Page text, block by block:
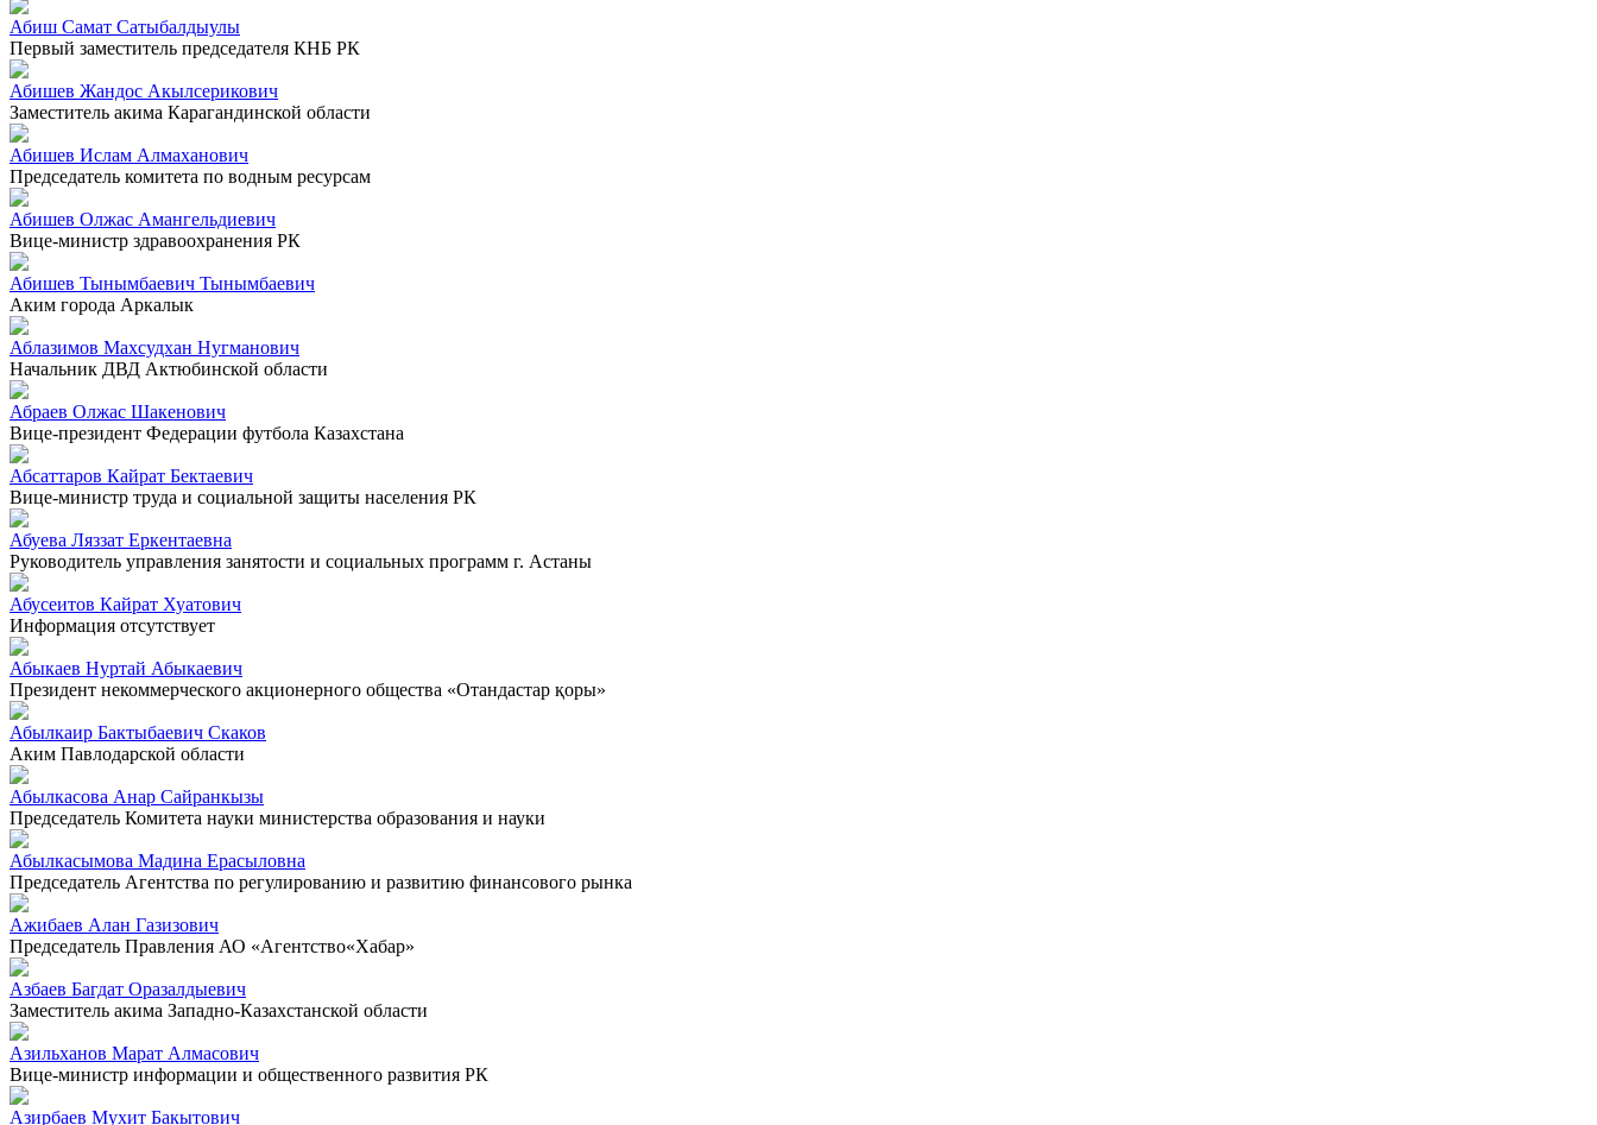
Абиш Самат Сатыбалдыулы
Первый заместитель председателя КНБ РК
Абишев Жандос Акылсерикович
Заместитель акима Карагандинской области
Абишев Ислам Алмаханович
Председатель комитета по водным ресурсам
Абишев Олжас Амангельдиевич
Вице-министр здравоохранения РК
Абишев Тынымбаевич Тынымбаевич
Аким города Аркалык
Аблазимов Махсудхан Нугманович
Начальник ДВД Актюбинской области
Абраев Олжас Шакенович
Вице-президент Федерации футбола Казахстана
Абсаттаров Кайрат Бектаевич
Вице-министр труда и социальной защиты населения РК
Абуева Ляззат Еркентаевна
Руководитель управления занятости и социальных программ г. Астаны
Абусеитов Кайрат Хуатович
Информация отсутствует
Абыкаев Нуртай Абыкаевич
Президент некоммерческого акционерного общества «Отандастар қоры»
Абылкаир Бактыбаевич Скаков
Аким Павлодарской области
Абылкасова Анар Сайранкызы
Председатель Комитета науки министерства образования и науки
Абылкасымова Мадина Ерасыловна
Председатель Агентства по регулированию и развитию финансового рынка
Ажибаев Алан Газизович
Председатель Правления АО «Агентство«Хабар»
Азбаев Багдат Оразалдыевич
Заместитель акима Западно-Казахстанской области
Азильханов Марат Алмасович
Вице-министр информации и общественного развития РК
Азирбаев Мухит Бакытович